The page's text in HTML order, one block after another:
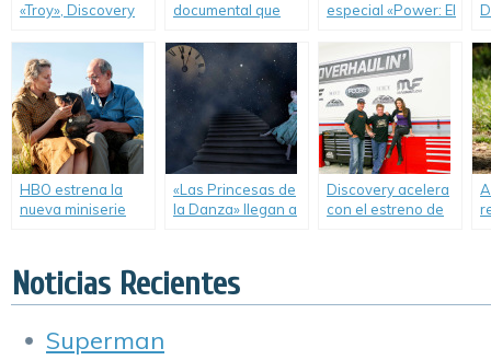
«Troy», Discovery
poderes
extraordinarios.
documental que
de los bomberos
de Nueva York.
especial «Power: El
Energía».
HBO estrena la
nueva miniserie
«Las Princesas de
la Danza» llegan a
Discovery acelera
con el estreno de
Noticias Recientes
Superman